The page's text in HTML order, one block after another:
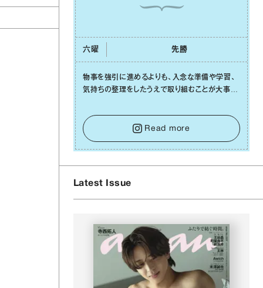
六曜 先勝
物事を強引に進めるよりも、⼊念な準備や学習、
気持ちの整理をしたうえで取り組むことが⼤事な
も焦らないで。意思を伝える⼯夫をしたり、あなた
⾃⾝や疲れていそうな⼈をいたわることに時間を
使いましょう。ここでしっかりとエネルギーを蓄
え、困難を乗り越える⼒に変えましょう。
Read more
Latest Issue